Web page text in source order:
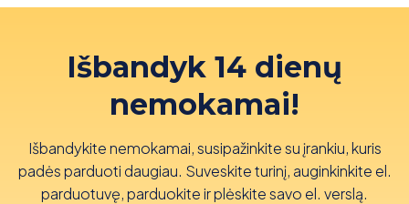
Išbandyk 14 dienų
nemokamai!
Išbandykite nemokamai, susipažinkite su įrankiu, kuris
padės parduoti daugiau. Suveskite turinį, auginkinkite el.
parduotuvę, parduokite ir plėskite savo el. verslą.